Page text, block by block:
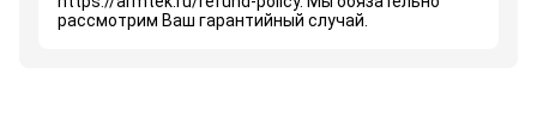
рассмотрим Ваш гарантийный случай.